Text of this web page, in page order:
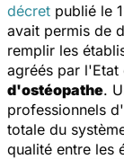
décret publié le
avait permis de
remplir les
agréés par
d'ostéopathe.
professionnels
totale du
qualité entre les